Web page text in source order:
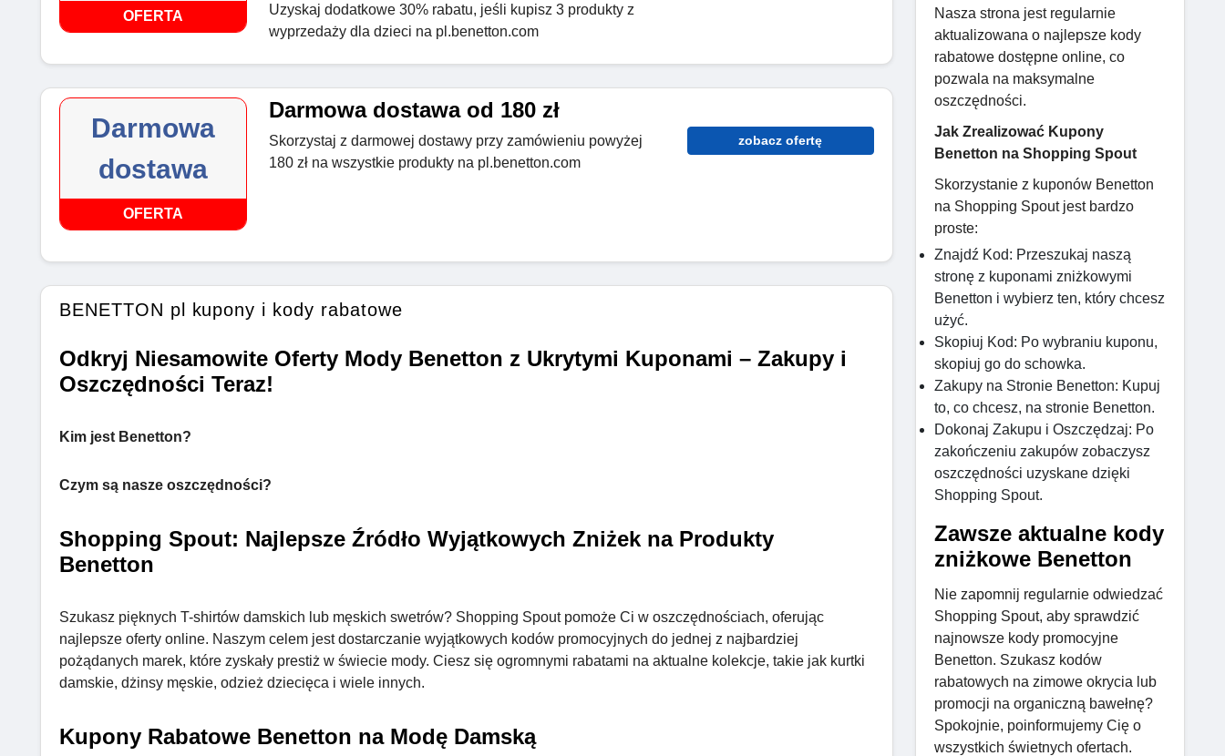
OFERTA
Uzyskaj dodatkowe 30% rabatu, jeśli kupisz 3 produkty z
wyprzedaży dla dzieci na pl.benetton.com
Darmowa
dostawa
OFERTA
Darmowa dostawa od 180 zł
Skorzystaj z darmowej dostawy przy zamówieniu powyżej
180 zł na wszystkie produkty na pl.benetton.com
zobacz ofertę
BENETTON pl kupony i kody rabatowe
Odkryj Niesamowite Oferty Mody Benetton z Ukrytymi Kuponami – Zakupy i
Oszczędności Teraz!
Kim jest Benetton?
Czym są nasze oszczędności?
Shopping Spout: Najlepsze Źródło Wyjątkowych Zniżek na Produkty
Benetton
Szukasz pięknych T-shirtów damskich lub męskich swetrów? Shopping Spout pomoże Ci w oszczędnościach, oferując
najlepsze oferty online. Naszym celem jest dostarczanie wyjątkowych kodów promocyjnych do jednej z najbardziej
pożądanych marek, które zyskały prestiż w świecie mody. Ciesz się ogromnymi rabatami na aktualne kolekcje, takie jak kurtki
damskie, dżinsy męskie, odzież dziecięca i wiele innych.
Kupony Rabatowe Benetton na Modę Damską
Nasza strona jest regularnie
aktualizowana o najlepsze kody
rabatowe dostępne online, co
pozwala na maksymalne
oszczędności.
Jak Zrealizować Kupony
Benetton na Shopping Spout
Skorzystanie z kuponów Benetton
na Shopping Spout jest bardzo
proste:
Znajdź Kod: Przeszukaj naszą
stronę z kuponami zniżkowymi
Benetton i wybierz ten, który chcesz
użyć.
Skopiuj Kod: Po wybraniu kuponu,
skopiuj go do schowka.
Zakupy na Stronie Benetton: Kupuj
to, co chcesz, na stronie Benetton.
Dokonaj Zakupu i Oszczędzaj: Po
zakończeniu zakupów zobaczysz
oszczędności uzyskane dzięki
Shopping Spout.
Zawsze aktualne kody
zniżkowe Benetton
Nie zapomnij regularnie odwiedzać
Shopping Spout, aby sprawdzić
najnowsze kody promocyjne
Benetton. Szukasz kodów
rabatowych na zimowe okrycia lub
promocji na organiczną bawełnę?
Spokojnie, poinformujemy Cię o
wszystkich świetnych ofertach.